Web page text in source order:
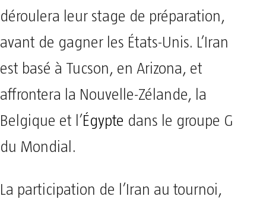
déroulera leur stage de préparation,
avant de gagner les États-Unis. L’Iran
est basé à Tucson, en Arizona, et
affrontera la Nouvelle-Zélande, la
Belgique et l’Égypte dans le groupe G
du Mondial.
La participation de l’Iran au tournoi,